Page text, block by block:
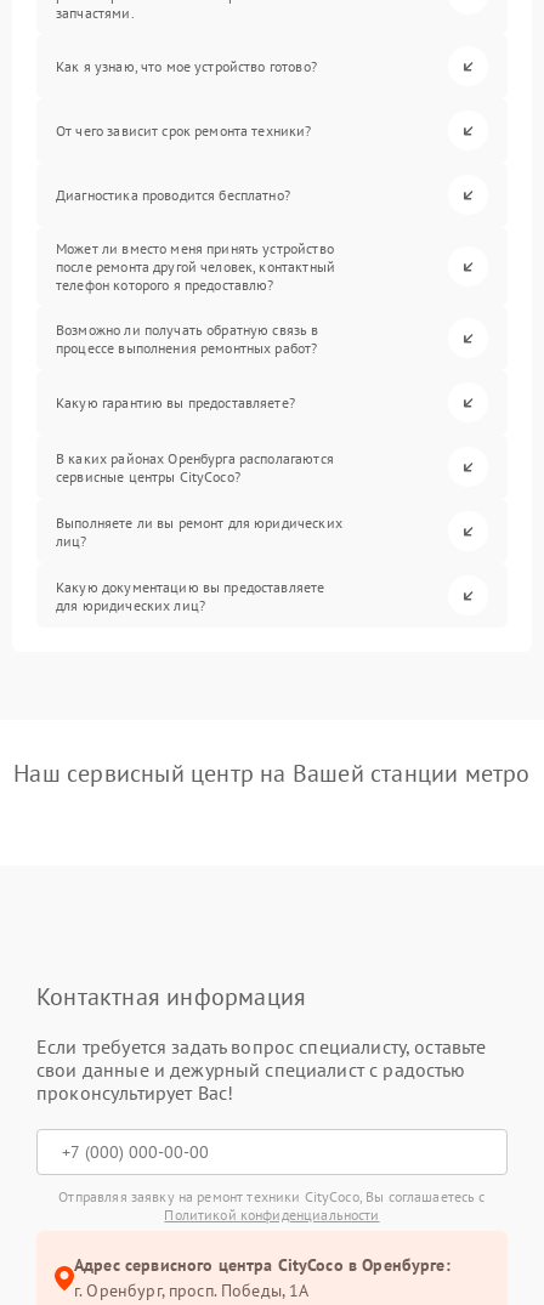
запчастями.
Как я узнаю, что мое устройство готово?
От чего зависит срок ремонта техники?
Диагностика проводится бесплатно?
Может ли вместо меня принять устройство
после ремонта другой человек, контактный
телефон которого я предоставлю?
Возможно ли получать обратную связь в
процессе выполнения ремонтных работ?
Какую гарантию вы предоставляете?
В каких районах Оренбурга располагаются
сервисные центры CityCoco?
Выполняете ли вы ремонт для юридических
лиц?
Какую документацию вы предоставляете
для юридических лиц?
Наш сервисный центр на Вашей станции метро
Контактная информация
Если требуется задать вопрос специалисту, оставьте
свои данные и дежурный специалист с радостью
проконсультирует Вас!
Отправляя заявку на ремонт техники CityCoco, Вы соглашаетесь с
Политикой конфиденциальности
Адрес сервисного центра CityCoco в Оренбурге:
г. Оренбург, просп. Победы, 1А